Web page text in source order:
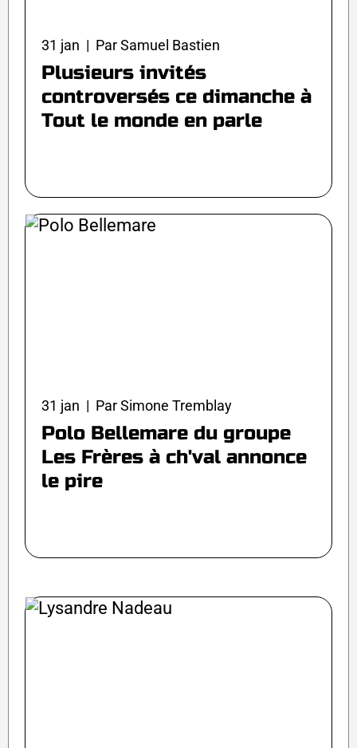
31 jan | Par Samuel Bastien
Plusieurs invités
controversés ce dimanche à
Tout le monde en parle
31 jan | Par Simone Tremblay
Polo Bellemare du groupe
Les Frères à ch'val annonce
le pire